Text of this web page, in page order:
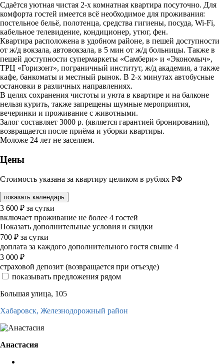
Сдаётся уютная чистая 2-х комнатная квартира посуточно. Для
комфорта гостей имеется всё необходимое для проживания:
постельное бельё, полотенца, средства гигиены, посуда, Wi-Fi,
кабельное телевидение, кондиционер, утюг, фен.
Квартира расположена в удобном районе, в пешей доступности
от ж/д вокзала, автовокзала, в 5 мин от ж/д больницы. Также в
пешей доступности супермаркеты «Самбери» и «Экономыч»,
ТРЦ «Горизонт», пограничный институт, ж/д академия, а также
кафе, банкоматы и местный рынок. В 2-х минутах автобусные
остановки в различных направлениях.
В целях сохранения чистоты и уюта в квартире и на балконе
нельзя курить, также запрещены шумные мероприятия,
вечеринки и проживание с животными.
Залог составляет 3000 р. (является гарантией бронирования),
возвращается после приёма и уборки квартиры.
Моложе 24 лет не заселяем.
Цены
Стоимость указана за квартиру целиком в рублях РФ
показать календарь
3 600 ₽ за сутки
включает проживание не более 4 гостей
Показать дополнительные условия и скидки
700 ₽ за сутки
доплата за каждого дополнительного гостя свыше 4
3 000 ₽
страховой депозит (возвращается при отъезде)
показывать предложения рядом
Большая улица, 105
Хабаровск, Железнодорожный район
Анастасия